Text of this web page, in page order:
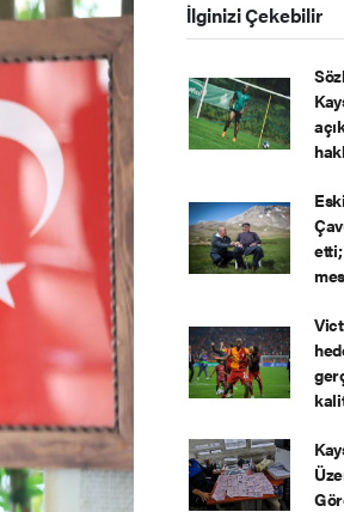
İlginizi Çekebilir